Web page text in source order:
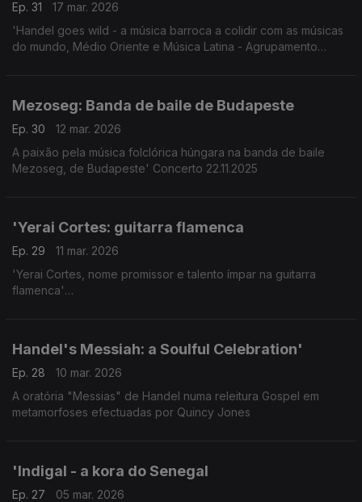
Ep. 31
17 mar. 2026
'Handel goes wild - a música barroca a colidir com as músicas
do mundo, Médio Oriente e Música Latina - Agrupamento
Mezoseg: Banda de baile de Budapeste
Ep. 30
12 mar. 2026
A paixão pela música folclórica húngara na banda de baile
Mezoseg, de Budapeste' Concerto 22.11.2025
'Yerai Cortes: guitarra flamenca
Ep. 29
11 mar. 2026
'Yerai Cortes, nome promissor e talento ímpar na guitarra
flamenca'
Handel's Messiah: a Soulful Celebration'
Ep. 28
10 mar. 2026
A oratória "Messias" de Handel numa releitura Gospel em
metamorfoses efectuadas por Quincy Jones
'Indigal - a kora do Senegal
Ep. 27
05 mar. 2026